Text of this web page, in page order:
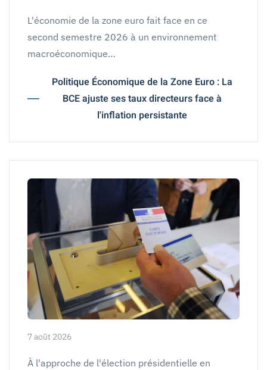
L'économie de la zone euro fait face en ce
second semestre 2026 à un environnement
macroéconomique…
Politique Économique de la Zone Euro : La
BCE ajuste ses taux directeurs face à
l'inflation persistante
7 août 2026
À l'approche de l'élection présidentielle en